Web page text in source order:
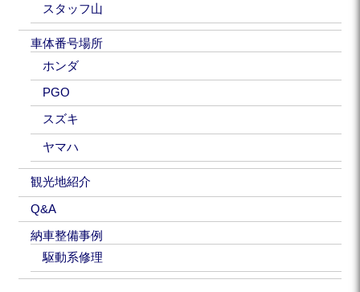
スタッフ山
車体番号場所
ホンダ
PGO
スズキ
ヤマハ
観光地紹介
Q&A
納車整備事例
駆動系修理